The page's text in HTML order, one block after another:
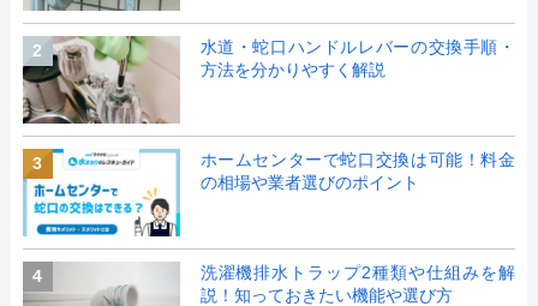
2
水道・蛇口ハンドルレバーの交換手順・
方法を分かりやすく解説
3
ホームセンターで蛇口交換は可能！料金
の相場や業者選びのポイント
4
洗濯機排水トラップ2種類や仕組みを解
説！知っておきたい機能や選び方